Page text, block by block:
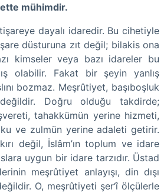
mühimdir.
dayalı idaredir. Bu cihetiyle
düsturuna zıt değil; bilakis ona
kimseler veya bazı idareler bu
olabilir. Fakat bir şeyin yanlış
bozmaz. Meşrûtiyet, başıboşluk
Doğru olduğu takdirde;
tahakkümün yerine hizmeti,
ve zulmün yerine adaleti getirir.
değil, İslâm’ın toplum ve idare
uygun bir idare tarzıdır. Üstad
meşrûtiyet anlayışı, din dışı
O, meşrûtiyeti şer‘î ölçülerle